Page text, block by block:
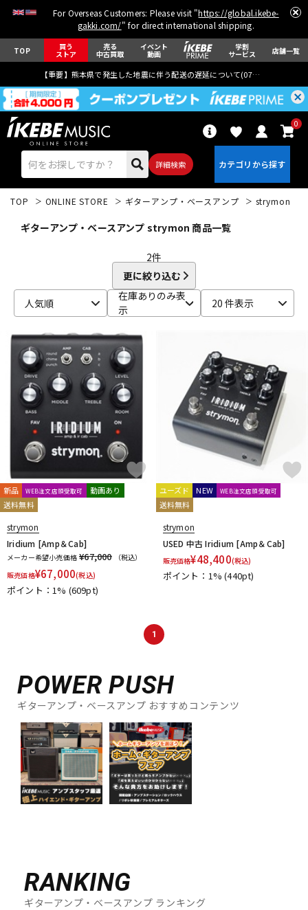
For Overseas Customers: Please visit "https://global.ikebe-
gakki.com/" for direct international shipping.
TOP 買う
ストア
売る
中古買取
イベント
動画
学割
サービス 店舗一覧
【重要】熊本県で発生した地震に伴う配送の遅延について(07月29日
詳細検索
0
ドラム パーカッション
キーボード 電子ピアノ
管楽器
DJ機器 DTM
配信/ライブ機器
中古
TOP ONLINE STORE ギターアンプ・ベースアンプ strymon
ギターアンプ・ベースアンプ strymon 商品一覧
2件
更に絞り込む
人気順
在庫ありのみ表
示
20 件表示
新品 WEB注文店頭受取可
動画あり
送料無料
strymon
Iridium [Amp＆Cab]
メーカー希望小売価格 ¥67,000
（税込）
販売価格¥67,000(税込)
ポイント：1% (609pt)
ユーズド NEW WEB注文店頭受取可
送料無料
strymon
USED 中古 Iridium [Amp＆Cab]
販売価格¥48,400(税込)
ポイント：1%(440pt)
1
POWER PUSH
ギターアンプ・ベースアンプ おすすめコンテンツ
RANKING
ギターアンプ・ベースアンプ ランキング